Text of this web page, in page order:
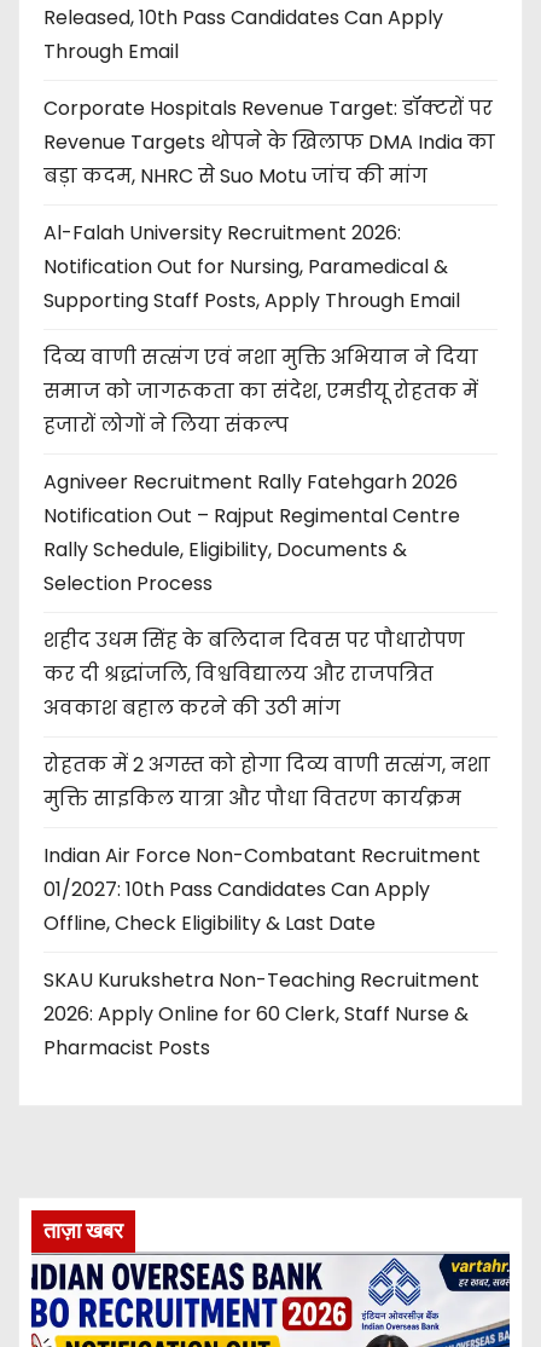
Released, 10th Pass Candidates Can Apply
Through Email
Corporate Hospitals Revenue Target: डॉक्टरों पर
Revenue Targets थोपने के खिलाफ DMA India का
बड़ा कदम, NHRC से Suo Motu जांच की मांग
Al-Falah University Recruitment 2026:
Notification Out for Nursing, Paramedical &
Supporting Staff Posts, Apply Through Email
दिव्य वाणी सत्संग एवं नशा मुक्ति अभियान ने दिया
समाज को जागरूकता का संदेश, एमडीयू रोहतक में
हजारों लोगों ने लिया संकल्प
Agniveer Recruitment Rally Fatehgarh 2026
Notification Out – Rajput Regimental Centre
Rally Schedule, Eligibility, Documents &
Selection Process
शहीद उधम सिंह के बलिदान दिवस पर पौधारोपण
कर दी श्रद्धांजलि, विश्वविद्यालय और राजपत्रित
अवकाश बहाल करने की उठी मांग
रोहतक में 2 अगस्त को होगा दिव्य वाणी सत्संग, नशा
मुक्ति साइकिल यात्रा और पौधा वितरण कार्यक्रम
Indian Air Force Non-Combatant Recruitment
01/2027: 10th Pass Candidates Can Apply
Offline, Check Eligibility & Last Date
SKAU Kurukshetra Non-Teaching Recruitment
2026: Apply Online for 60 Clerk, Staff Nurse &
Pharmacist Posts
ताज़ा खबर